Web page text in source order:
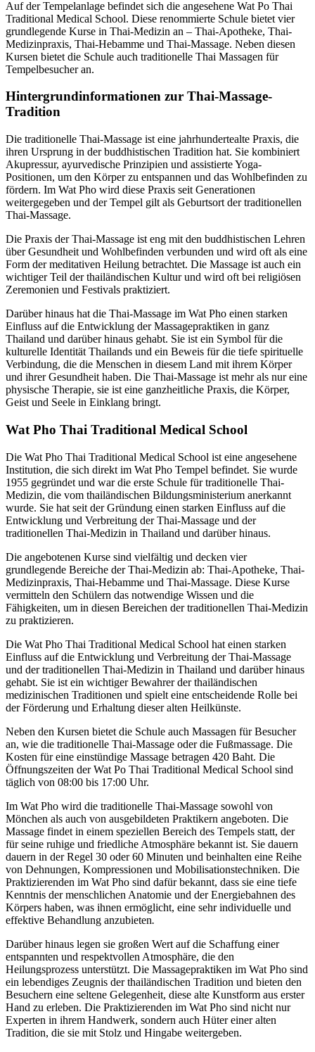
Auf der Tempelanlage befindet sich die angesehene Wat Po Thai
Traditional Medical School. Diese renommierte Schule bietet vier
grundlegende Kurse in Thai-Medizin an – Thai-Apotheke, Thai-
Medizinpraxis, Thai-Hebamme und Thai-Massage. Neben diesen
Kursen bietet die Schule auch traditionelle Thai Massagen für
Tempelbesucher an.
Hintergrundinformationen zur Thai-Massage-
Tradition
Die traditionelle Thai-Massage ist eine jahrhundertealte Praxis, die
ihren Ursprung in der buddhistischen Tradition hat. Sie kombiniert
Akupressur, ayurvedische Prinzipien und assistierte Yoga-
Positionen, um den Körper zu entspannen und das Wohlbefinden zu
fördern. Im Wat Pho wird diese Praxis seit Generationen
weitergegeben und der Tempel gilt als Geburtsort der traditionellen
Thai-Massage.
Die Praxis der Thai-Massage ist eng mit den buddhistischen Lehren
über Gesundheit und Wohlbefinden verbunden und wird oft als eine
Form der meditativen Heilung betrachtet. Die Massage ist auch ein
wichtiger Teil der thailändischen Kultur und wird oft bei religiösen
Zeremonien und Festivals praktiziert.
Darüber hinaus hat die Thai-Massage im Wat Pho einen starken
Einfluss auf die Entwicklung der Massagepraktiken in ganz
Thailand und darüber hinaus gehabt. Sie ist ein Symbol für die
kulturelle Identität Thailands und ein Beweis für die tiefe spirituelle
Verbindung, die die Menschen in diesem Land mit ihrem Körper
und ihrer Gesundheit haben. Die Thai-Massage ist mehr als nur eine
physische Therapie, sie ist eine ganzheitliche Praxis, die Körper,
Geist und Seele in Einklang bringt.
Wat Pho Thai Traditional Medical School
Die Wat Pho Thai Traditional Medical School ist eine angesehene
Institution, die sich direkt im Wat Pho Tempel befindet. Sie wurde
1955 gegründet und war die erste Schule für traditionelle Thai-
Medizin, die vom thailändischen Bildungsministerium anerkannt
wurde. Sie hat seit der Gründung einen starken Einfluss auf die
Entwicklung und Verbreitung der Thai-Massage und der
traditionellen Thai-Medizin in Thailand und darüber hinaus.
Die angebotenen Kurse sind vielfältig und decken vier
grundlegende Bereiche der Thai-Medizin ab: Thai-Apotheke, Thai-
Medizinpraxis, Thai-Hebamme und Thai-Massage. Diese Kurse
vermitteln den Schülern das notwendige Wissen und die
Fähigkeiten, um in diesen Bereichen der traditionellen Thai-Medizin
zu praktizieren.
Die Wat Pho Thai Traditional Medical School hat einen starken
Einfluss auf die Entwicklung und Verbreitung der Thai-Massage
und der traditionellen Thai-Medizin in Thailand und darüber hinaus
gehabt. Sie ist ein wichtiger Bewahrer der thailändischen
medizinischen Traditionen und spielt eine entscheidende Rolle bei
der Förderung und Erhaltung dieser alten Heilkünste.
Neben den Kursen bietet die Schule auch Massagen für Besucher
an, wie die traditionelle Thai-Massage oder die Fußmassage. Die
Kosten für eine einstündige Massage betragen 420 Baht. Die
Öffnungszeiten der Wat Po Thai Traditional Medical School sind
täglich von 08:00 bis 17:00 Uhr.
Im Wat Pho wird die traditionelle Thai-Massage sowohl von
Mönchen als auch von ausgebildeten Praktikern angeboten. Die
Massage findet in einem speziellen Bereich des Tempels statt, der
für seine ruhige und friedliche Atmosphäre bekannt ist. Sie dauern
dauern in der Regel 30 oder 60 Minuten und beinhalten eine Reihe
von Dehnungen, Kompressionen und Mobilisationstechniken. Die
Praktizierenden im Wat Pho sind dafür bekannt, dass sie eine tiefe
Kenntnis der menschlichen Anatomie und der Energiebahnen des
Körpers haben, was ihnen ermöglicht, eine sehr individuelle und
effektive Behandlung anzubieten.
Darüber hinaus legen sie großen Wert auf die Schaffung einer
entspannten und respektvollen Atmosphäre, die den
Heilungsprozess unterstützt. Die Massagepraktiken im Wat Pho sind
ein lebendiges Zeugnis der thailändischen Tradition und bieten den
Besuchern eine seltene Gelegenheit, diese alte Kunstform aus erster
Hand zu erleben. Die Praktizierenden im Wat Pho sind nicht nur
Experten in ihrem Handwerk, sondern auch Hüter einer alten
Tradition, die sie mit Stolz und Hingabe weitergeben.